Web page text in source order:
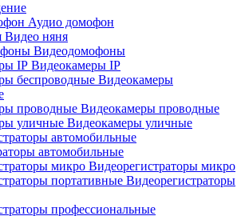
Аудио домофон
Видео няня
Видеодомофоны
Видеокамеры IP
Видеокамеры
Видеокамеры проводные
Видеокамеры уличные
автомобильные
Видеорегистраторы микро
Видеорегистраторы